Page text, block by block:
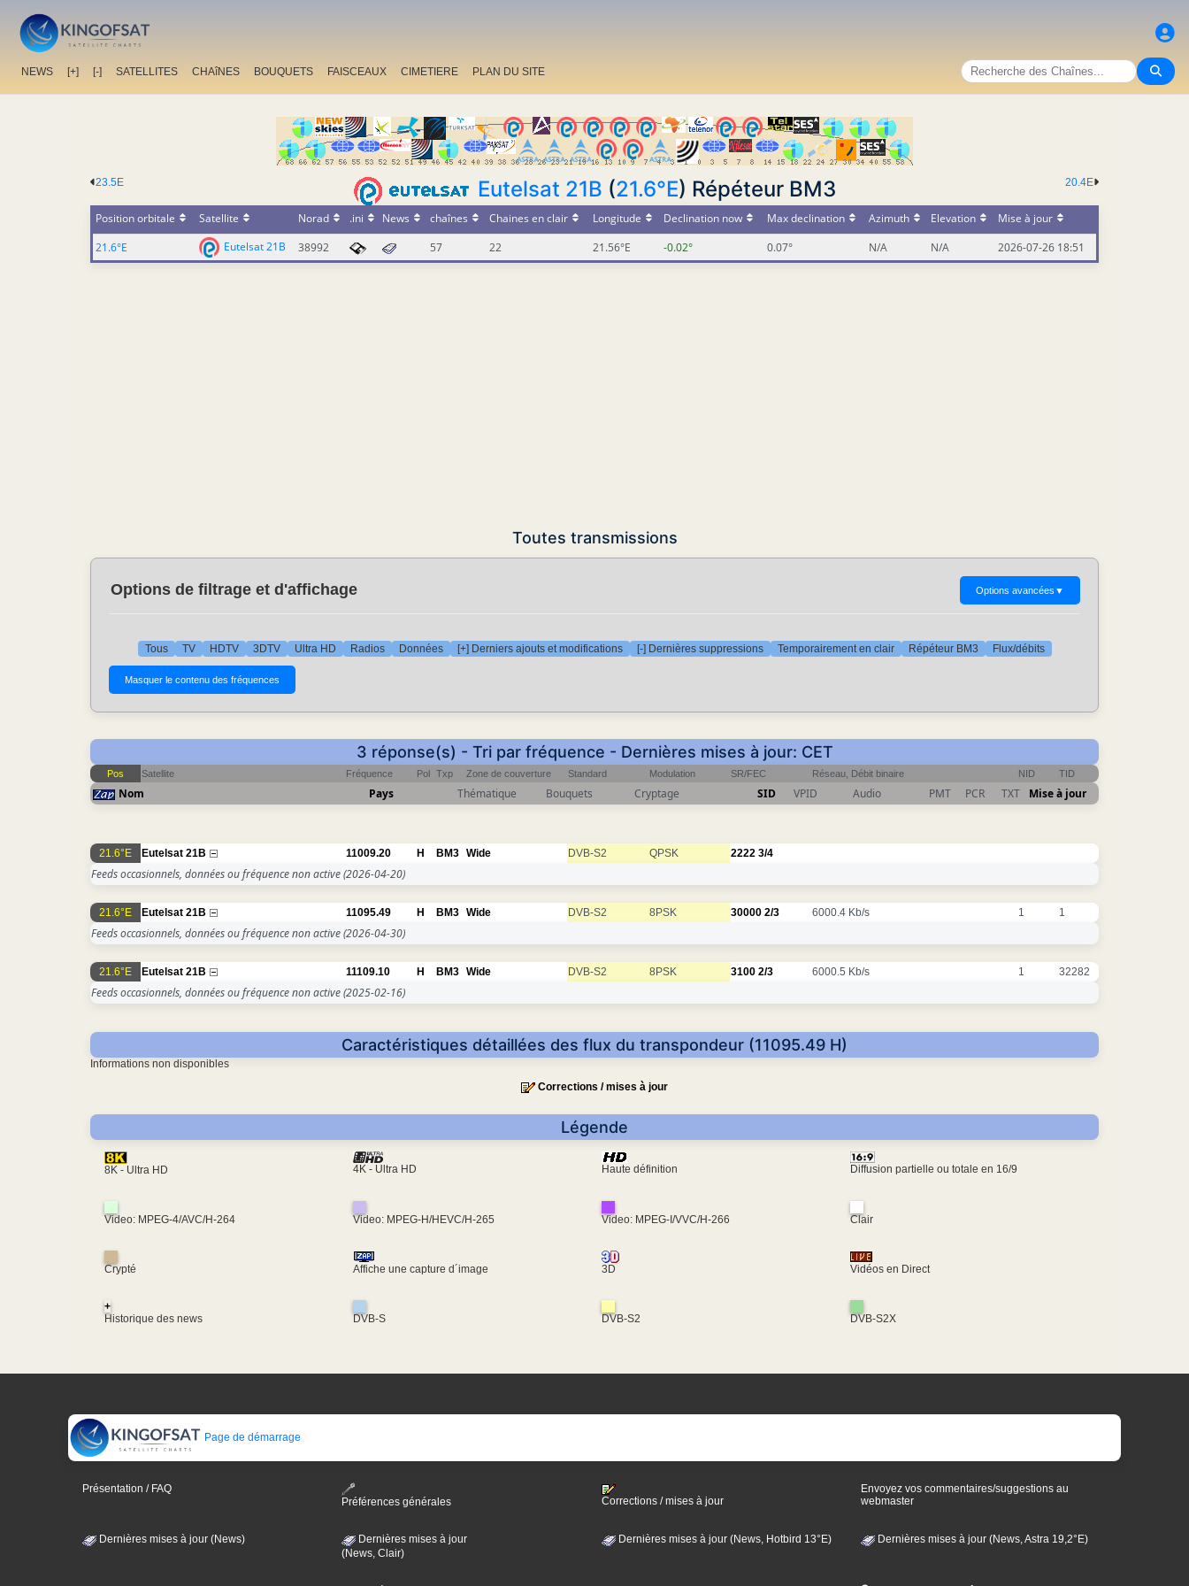
NEWS [+] [-] SATELLITES CHAîNES BOUQUETS FAISCEAUX CIMETIERE PLAN DU SITE
20.4E
23.5E Eutelsat 21B (21.6°E) Répéteur BM3
Position orbitale Satellite Norad .ini News chaînes Chaines en clair Longitude Declination now Max declination Azimuth Elevation
Mise à jour
21.6°E
Eutelsat 21B 38992 57 22 21.56°E -0.02° 0.07° N/A N/A 2026-07-26 18:51
Toutes transmissions
Options de filtrage et d'affichage Options avancées ▼
Tous TV HDTV 3DTV Ultra HD Radios Données [+] Derniers ajouts et modifications [-] Dernières suppressions Temporairement en clair Répéteur BM3 Flux/débits
3 réponse(s) - Tri par fréquence - Dernières mises à jour: CET
Pos Satellite Fréquence Pol Txp Zone de couverture Standard Modulation SR/FEC Réseau, Débit binaire NID TID
Nom Pays Thématique Bouquets Cryptage SID VPID Audio PMT PCR TXT Mise à jour
21.6°E Eutelsat 21B 11009.20 H BM3 Wide DVB-S2 QPSK 2222 3/4
Feeds occasionnels, données ou fréquence non active(2026-04-20)
21.6°E Eutelsat 21B 11095.49 H BM3 Wide DVB-S2 8PSK 30000 2/3 6000.4 Kb/s 1 1
Feeds occasionnels, données ou fréquence non active(2026-04-30)
21.6°E Eutelsat 21B 11109.10 H BM3 Wide DVB-S2 8PSK 3100 2/3 6000.5 Kb/s 1 32282
Feeds occasionnels, données ou fréquence non active(2025-02-16)
Caractéristiques détaillées des flux du transpondeur (11095.49 H)
Informations non disponibles
Corrections / mises à jour
Légende
8K - Ultra HD 4K - Ultra HD Haute définition Diffusion partielle ou totale en 16/9
Video: MPEG-4/AVC/H-264 Video: MPEG-H/HEVC/H-265 Video: MPEG-I/VVC/H-266 Clair
Crypté Affiche une capture d´image 3D Vidéos en Direct
+
Historique des news
DVB-S DVB-S2 DVB-S2X
Page de démarrage
Présentation / FAQ
Préférences générales
Corrections / mises à jour
Envoyez vos commentaires/suggestions au
webmaster
Dernières mises à jour (News)
Dernières mises à jour
(News, Clair)
Dernières mises à jour (News, Hotbird 13°E) Dernières mises à jour (News, Astra 19,2°E)